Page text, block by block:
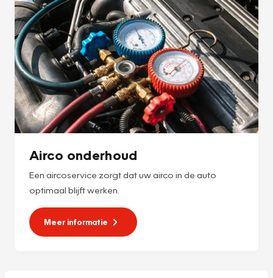
Airco onderhoud
Een aircoservice zorgt dat uw airco in de auto
optimaal blijft werken.
Meer informatie